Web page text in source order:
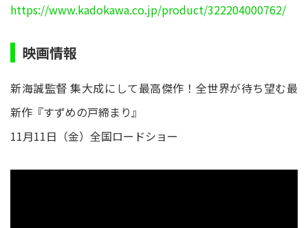
https://www.kadokawa.co.jp/product/322204000762/
映画情報
新海誠監督 集大成にして最高傑作！全世界が待ち望む最
新作『すずめの戸締まり』
11月11日（金）全国ロードショー